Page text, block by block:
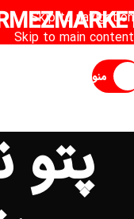
Skip to navigation
Skip to main content
منو
پتو